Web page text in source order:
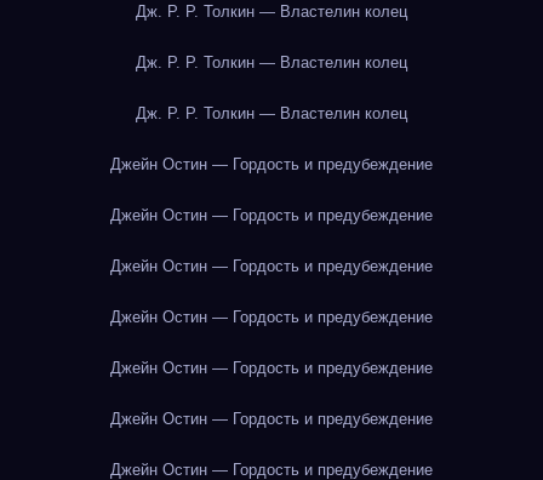
Дж. Р. Р. Толкин — Властелин колец
Дж. Р. Р. Толкин — Властелин колец
Дж. Р. Р. Толкин — Властелин колец
Джейн Остин — Гордость и предубеждение
Джейн Остин — Гордость и предубеждение
Джейн Остин — Гордость и предубеждение
Джейн Остин — Гордость и предубеждение
Джейн Остин — Гордость и предубеждение
Джейн Остин — Гордость и предубеждение
Джейн Остин — Гордость и предубеждение